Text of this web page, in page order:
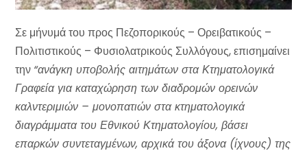
Σε μήνυμά του προς Πεζοπορικούς – Ορειβατικούς –
Πολιτιστικούς – Φυσιολατρικούς Συλλόγους, επισημαίνει
την “ανάγκη υποβολής αιτημάτων στα Κτηματολογικά
Γραφεία για καταχώρηση των διαδρομών ορεινών
καλντεριμιών – μονοπατιών στα κτηματολογικά
διαγράμματα του Εθνικού Κτηματολογίου, βάσει
επαρκών συντεταγμένων, αρχικά του άξονα (ίχνους) της